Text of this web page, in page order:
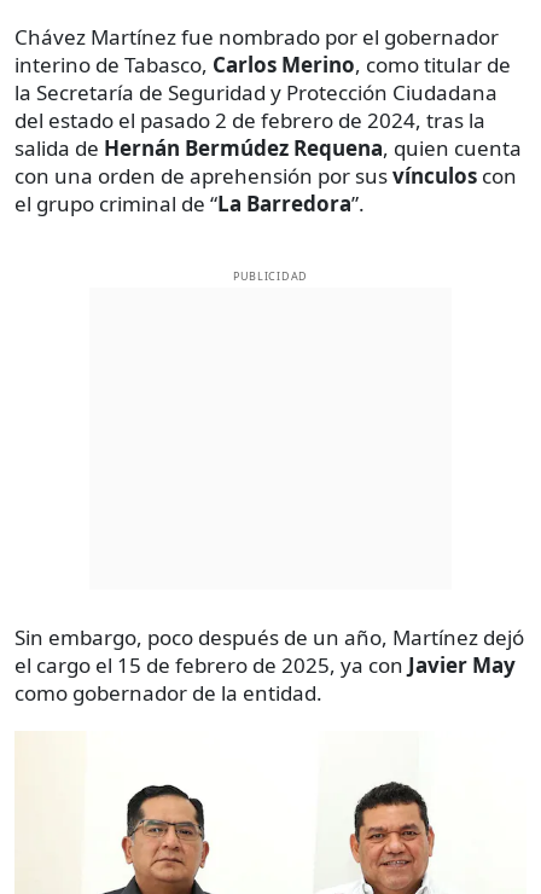
Chávez Martínez fue nombrado por el gobernador
interino de Tabasco, Carlos Merino, como titular de
la Secretaría de Seguridad y Protección Ciudadana
del estado el pasado 2 de febrero de 2024, tras la
salida de Hernán Bermúdez Requena, quien cuenta
con una orden de aprehensión por susvínculos con
el grupo criminal de “La Barredora”.
PUBLICIDAD
Sin embargo, poco después de un año, Martínez dejó
el cargo el 15 de febrero de 2025, ya con Javier May
como gobernador de la entidad.